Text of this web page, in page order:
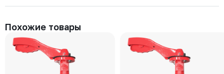
терминала ТК оплачиваются отдельно.
Самовывоз
Осуществляется с 8:00 до 17:30 после полной оплаты заказа и по
предварительной договоренности с менеджером. Важно: Ваш
Выберите товары и добавьте
их в корзину
Заполните данные, выберите
доставку
Похожие товары